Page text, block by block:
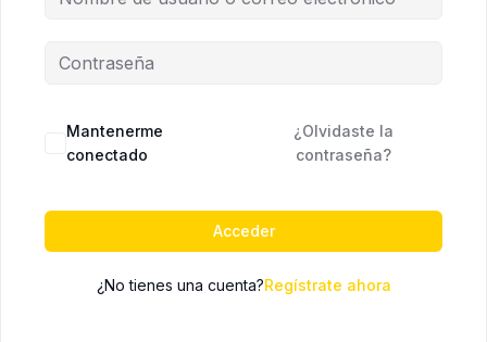
Mantenerme
conectado
¿Olvidaste la
contraseña?
Acceder
¿No tienes una cuenta?Regístrate ahora